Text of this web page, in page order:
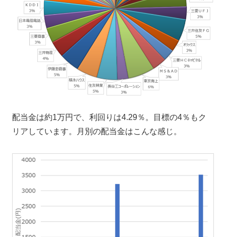
配当金は約1万円で、利回りは4.29％。目標の4％もク
リアしています。月別の配当金はこんな感じ。